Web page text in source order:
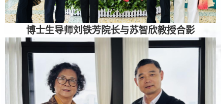
博士生导师刘铁芳院长与苏智欣教授合影